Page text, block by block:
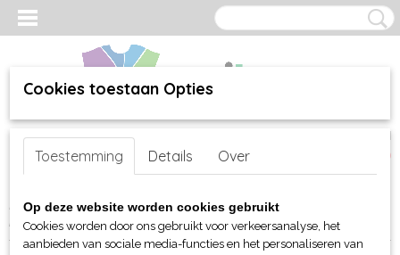
Inloggen Registreren
(0)
Home >webshop>Per merk >James Harvest Sportswear
hem> Jassen en Bodywarmers
Cookies toestaan Opties
Toestemming Details Over
Op deze website worden cookies gebruikt
Cookies worden door ons gebruikt voor verkeersanalyse, het
aanbieden van sociale media-functies en het personaliseren van